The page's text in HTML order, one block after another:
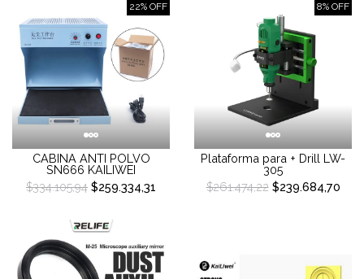
22% OFF
CABINA ANTI POLVO
SN666 KAILIWEI
$334.105,94 $259.334,31
8% OFF
Plataforma para + Drill LW-
305
$261.474,22$239.684,70